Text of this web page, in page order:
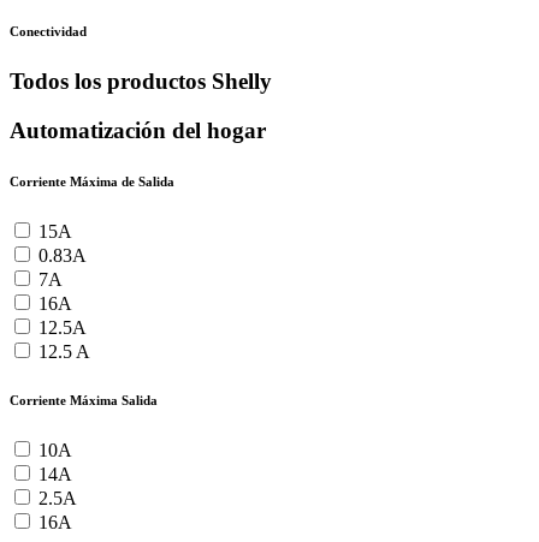
Conectividad
Todos los productos Shelly
Automatización del hogar
Corriente Máxima de Salida
15A
0.83A
7A
16A
12.5A
12.5 A
Corriente Máxima Salida
10A
14A
2.5A
16A